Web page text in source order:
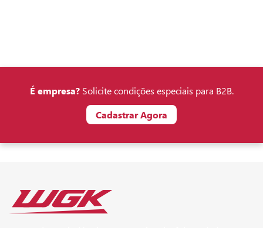
É empresa?Solicite condições especiais para B2B.
Cadastrar Agora